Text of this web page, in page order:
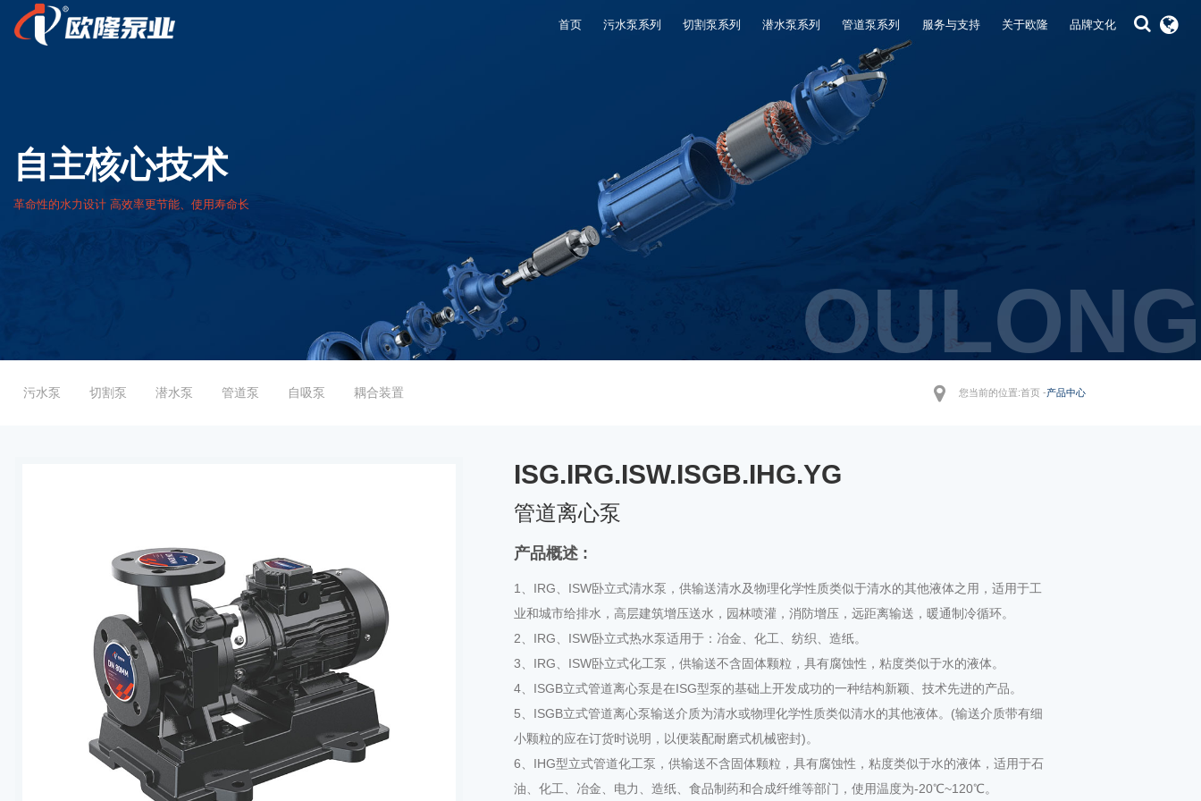
首页 污水泵系列 切割泵系列 潜水泵系列 管道泵系列 服务与支持 关于欧隆 品牌文化
自主核心技术
革命性的水力设计 高效率更节能、使用寿命长
OULONG
污水泵 切割泵 潜水泵 管道泵 自吸泵 耦合装置 您当前的位置:首页 -产品中心
ISG.IRG.ISW.ISGB.IHG.YG
管道离心泵
产品概述 :
1、IRG、ISW卧立式清水泵，供输送清水及物理化学性质类似于清水的其他液体之用，适用于工
业和城市给排水，高层建筑增压送水，园林喷灌，消防增压，远距离输送，暖通制冷循环。
2、IRG、ISW卧立式热水泵适用于：冶金、化工、纺织、造纸。
3、IRG、ISW卧立式化工泵，供输送不含固体颗粒，具有腐蚀性，粘度类似于水的液体。
4、ISGB立式管道离心泵是在ISG型泵的基础上开发成功的一种结构新颖、技术先进的产品。
5、ISGB立式管道离心泵输送介质为清水或物理化学性质类似清水的其他液体。(输送介质带有细
小颗粒的应在订货时说明，以便装配耐磨式机械密封)。
6、IHG型立式管道化工泵，供输送不含固体颗粒，具有腐蚀性，粘度类似于水的液体，适用于石
油、化工、冶金、电力、造纸、食品制药和合成纤维等部门，使用温度为-20℃~120℃。